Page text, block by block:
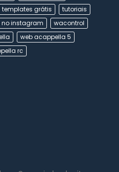
templates grátis
tutoriais
no instagram
wacontrol
web acappella 5
rc